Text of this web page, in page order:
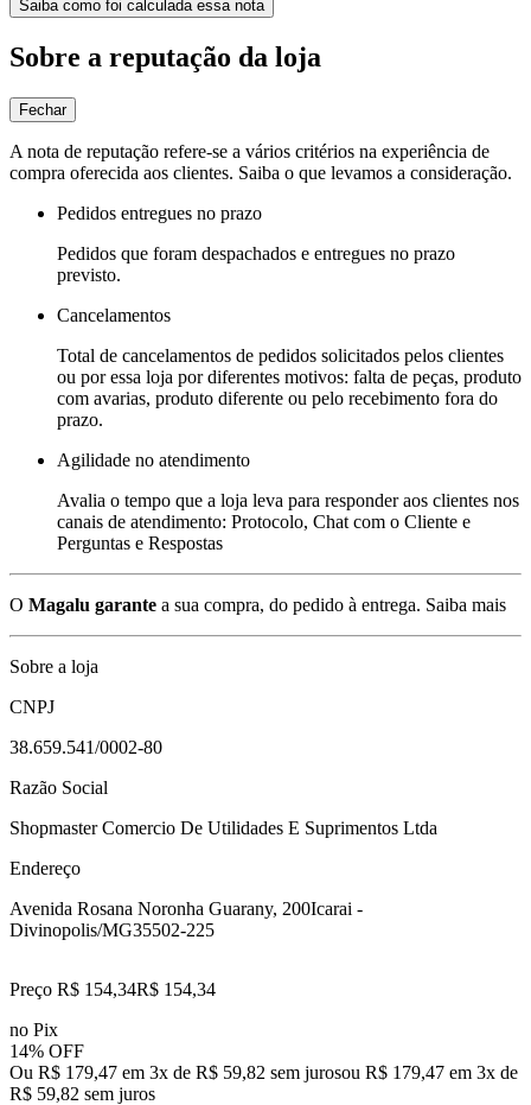
Saiba como foi calculada essa nota
Sobre a reputação da loja
Fechar
A nota de reputação refere-se a vários critérios na experiência de
compra oferecida aos clientes. Saiba o que levamos a consideração.
Pedidos entregues no prazo
Pedidos que foram despachados e entregues no prazo
previsto.
Cancelamentos
Total de cancelamentos de pedidos solicitados pelos clientes
ou por essa loja por diferentes motivos: falta de peças, produto
com avarias, produto diferente ou pelo recebimento fora do
prazo.
Agilidade no atendimento
Avalia o tempo que a loja leva para responder aos clientes nos
canais de atendimento: Protocolo, Chat com o Cliente e
Perguntas e Respostas
O Magalu garante a sua compra, do pedido à entrega. Saiba mais
Sobre a loja
CNPJ
38.659.541/0002-80
Razão Social
Shopmaster Comercio De Utilidades E Suprimentos Ltda
Endereço
Avenida Rosana Noronha Guarany, 200Icarai -
Divinopolis/MG35502-225
Preço R$ 154,34R$ 154,34
no Pix
14% OFF
Ou R$ 179,47 em 3x de R$ 59,82 sem jurosou R$ 179,47 em 3x de
R$ 59,82 sem juros